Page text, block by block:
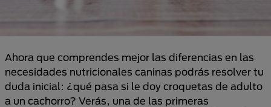
Ahora que comprendes mejor las diferencias en las
necesidades nutricionales caninas podrás resolver tu
duda inicial: ¿qué pasa si le doy croquetas de adulto
a un cachorro? Verás, una de las primeras